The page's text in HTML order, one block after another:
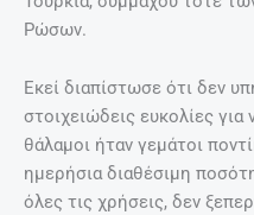
Ρώσων.
Εκεί διαπίστωσε ότι δεν
στοιχειώδεις ευκολίες
θάλαμοι ήταν γεμάτοι
ημερήσια διαθέσιμη
όλες τις χρήσεις, δεν